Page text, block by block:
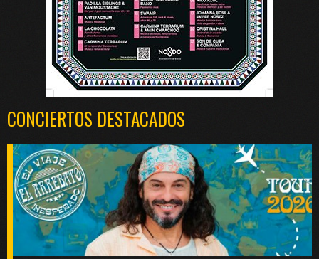
CONCIERTOS DESTACADOS